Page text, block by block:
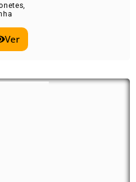
,
Ver